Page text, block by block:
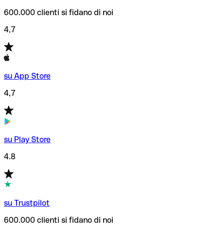
600.000 clienti si fidano di noi
4,7
su App Store
4,7
su Play Store
4.8
su Trustpilot
600.000 clienti si fidano di noi